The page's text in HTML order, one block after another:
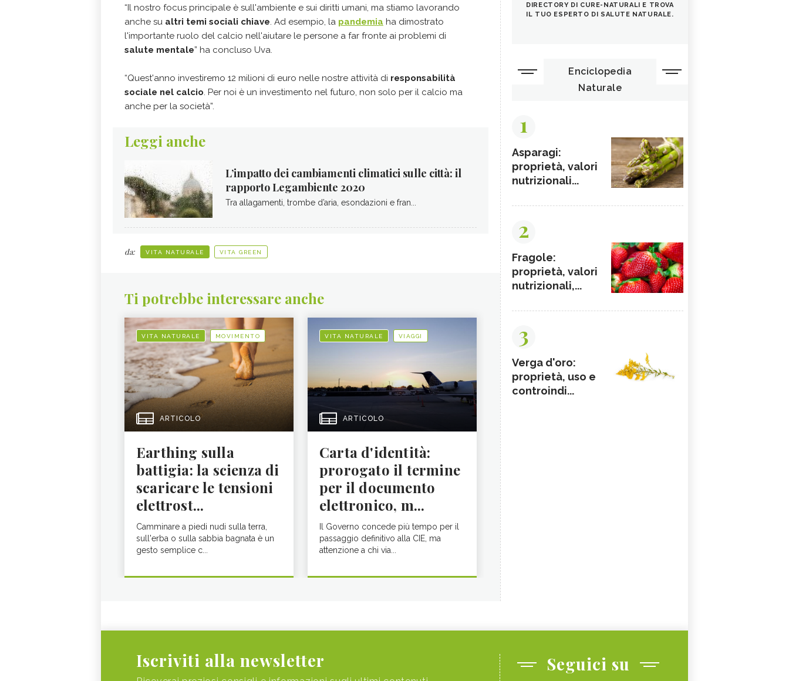
“Il nostro focus principale è sull'ambiente e sui diritti umani, ma stiamo lavorando
anche su altri temi sociali chiave. Ad esempio, la pandemia ha dimostrato
l'importante ruolo del calcio nell'aiutare le persone a far fronte ai problemi di
salute mentale” ha concluso Uva.
“Quest'anno investiremo 12 milioni di euro nelle nostre attività di responsabilità
sociale nel calcio. Per noi è un investimento nel futuro, non solo per il calcio ma
anche per la società”.
Leggi anche
L’impatto dei cambiamenti climatici sulle città: il
rapporto Legambiente 2020
Tra allagamenti, trombe d’aria, esondazioni e fran...
da: VITA NATURALE VITA GREEN
Ti potrebbe interessare anche
VITA NATURALE MOVIMENTO
ARTICOLO
Earthing sulla
battigia: la scienza di
scaricare le tensioni
elettrost...
Camminare a piedi nudi sulla terra,
sull'erba o sulla sabbia bagnata è un
gesto semplice c...
VITA NATURALE VIAGGI
ARTICOLO
Carta d'identità:
prorogato il termine
per il documento
elettronico, m...
Il Governo concede più tempo per il
passaggio definitivo alla CIE, ma
attenzione a chi via...
DIRECTORY DI CURE-NATURALI E TROVA
IL TUO ESPERTO DI SALUTE NATURALE.
Enciclopedia
Naturale
1
Asparagi:
proprietà, valori
nutrizionali...
2
Fragole:
proprietà, valori
nutrizionali,...
3
Verga d'oro:
proprietà, uso e
controindi...
Iscriviti alla newsletter Seguici su